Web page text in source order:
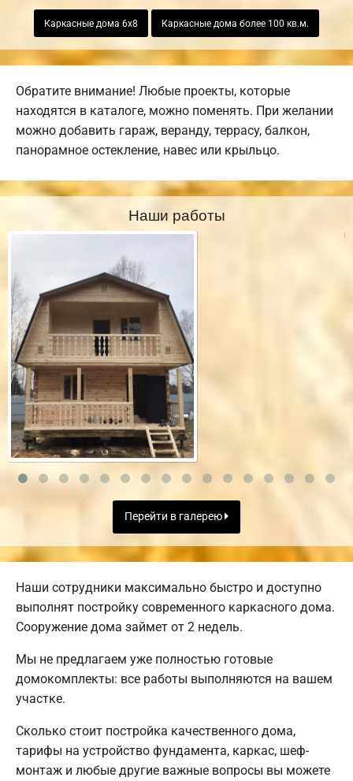
Каркасные дома 6х8 Каркасные дома более 100 кв.м.
Обратите внимание! Любые проекты, которые
находятся в каталоге, можно поменять. При желании
можно добавить гараж, веранду, террасу, балкон,
панорамное остекление, навес или крыльцо.
Наши работы
Перейти в галерею
Наши сотрудники максимально быстро и доступно
выполнят постройку современного каркасного дома.
Сооружение дома займет от 2 недель.
Мы не предлагаем уже полностью готовые
домокомплекты: все работы выполняются на вашем
участке.
Сколько стоит постройка качественного дома,
тарифы на устройство фундамента, каркас, шеф-
монтаж и любые другие важные вопросы вы можете